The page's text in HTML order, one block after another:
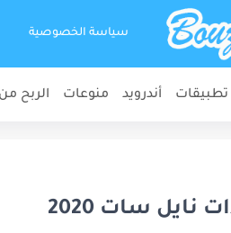
سياسة الخصوصية
تطبيقات أندرويد منوعات الربح
نايل سات 2020